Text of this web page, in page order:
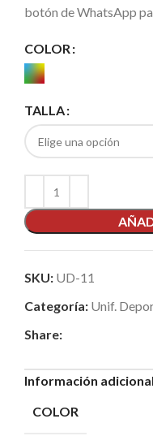
botón de WhatsApp
COLOR
TALLA
SKU: UD-11
Categoría: Unif.
Share:
Información adicional
COLOR